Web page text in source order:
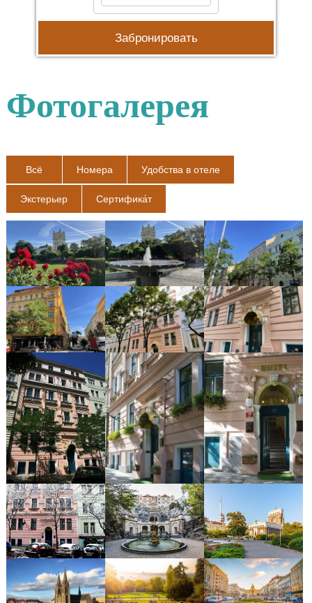
Фотогалерея
Bсё Номера Удобства в отеле
Экстерьер Cертифика́т